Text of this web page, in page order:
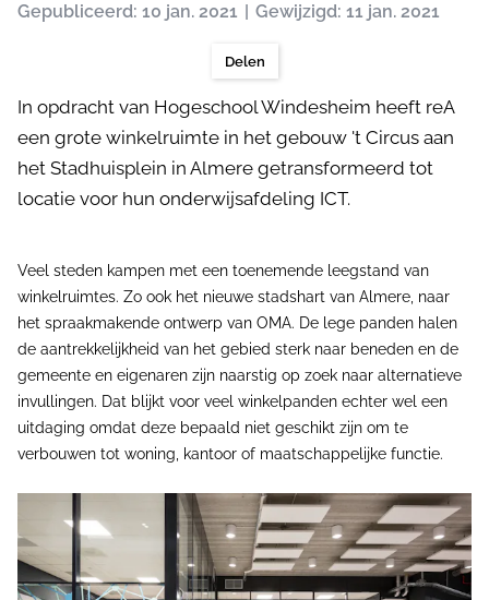
Gepubliceerd: 10 jan. 2021 Gewijzigd: 11 jan. 2021
Delen
In opdracht van Hogeschool Windesheim heeft reA
een grote winkelruimte in het gebouw 't Circus aan
het Stadhuisplein in Almere getransformeerd tot
locatie voor hun onderwijsafdeling ICT.
Veel steden kampen met een toenemende leegstand van
winkelruimtes. Zo ook het nieuwe stadshart van Almere, naar
het spraakmakende ontwerp van OMA. De lege panden halen
de aantrekkelijkheid van het gebied sterk naar beneden en de
gemeente en eigenaren zijn naarstig op zoek naar alternatieve
invullingen. Dat blijkt voor veel winkelpanden echter wel een
uitdaging omdat deze bepaald niet geschikt zijn om te
verbouwen tot woning, kantoor of maatschappelijke functie.